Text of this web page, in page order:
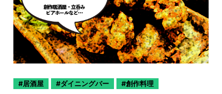
居酒屋 ダイニングバー 創作料理